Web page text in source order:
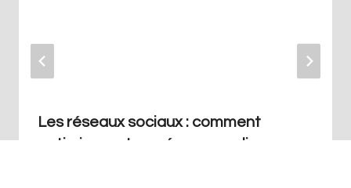
Les réseaux sociaux : comment
optimiser votre présence en ligne